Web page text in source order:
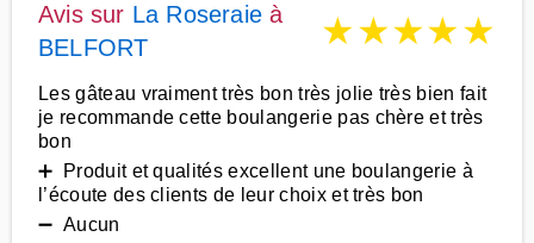
Avis sur La Roseraie à
BELFORT
★★★★★
Les gâteau vraiment très bon très jolie très bien fait
je recommande cette boulangerie pas chère et très
bon
➕ Produit et qualités excellent une boulangerie à
l’écoute des clients de leur choix et très bon
➖ Aucun